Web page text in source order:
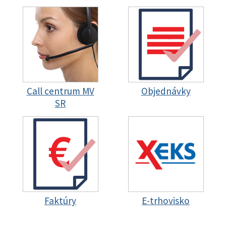
Call centrum MV
SR
Objednávky
Faktúry E-trhovisko